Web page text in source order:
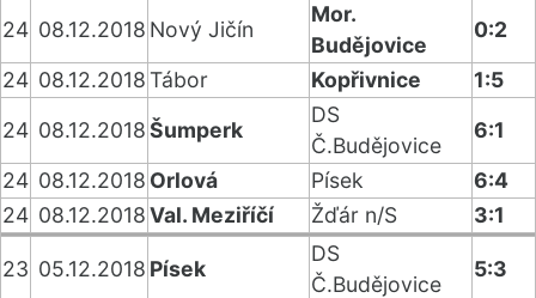
24 08.12.2018 Nový Jičín
Mor.
Budějovice
0:2
24 08.12.2018Tábor Kopřivnice
1:5
24 08.12.2018Šumperk
DS
Č.Budějovice
6:1
24 08.12.2018 Orlová Písek
6:4
24 08.12.2018Val. Meziříčí Žďár n/S 3:1
23 05.12.2018 Písek
DS
Č.Budějovice
5:3